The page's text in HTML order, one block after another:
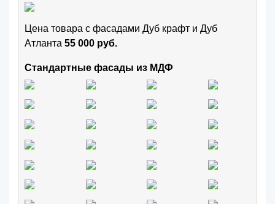
Цена товара с фасадами Дуб крафт и Дуб
Атланта 55 000 руб.
Стандартные фасады из МДФ